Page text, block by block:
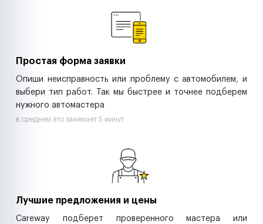
Простая форма заявки
Опиши неисправность или проблему с автомобилем, и
выбери тип работ. Так мы быстрее и точнее подберем
нужного автомастера
в среднем это занимает 5 минут
Лучшие предложения и цены
Careway подберет проверенного мастера или